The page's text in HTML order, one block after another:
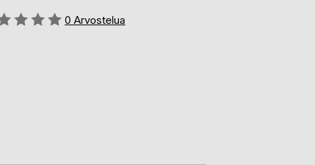
0 Arvostelua